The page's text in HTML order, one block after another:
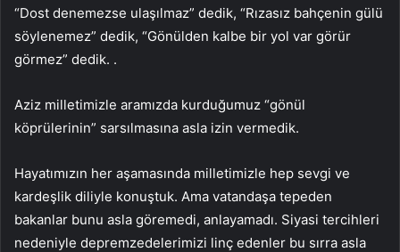
“Dost denemezse ulaşılmaz” dedik, “Rızasız bahçenin gülü
söylenemez” dedik, “Gönülden kalbe bir yol var görür
görmez” dedik. .
Aziz milletimizle aramızda kurduğumuz “gönül
köprülerinin” sarsılmasına asla izin vermedik.
Hayatımızın her aşamasında milletimizle hep sevgi ve
kardeşlik diliyle konuştuk. Ama vatandaşa tepeden
bakanlar bunu asla göremedi, anlayamadı. Siyasi tercihleri ​​
nedeniyle depremzedelerimizi linç edenler bu sırra asla